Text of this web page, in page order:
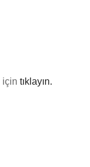
için tıklayın.